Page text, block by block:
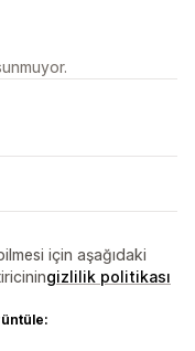
için aşağıdaki
gizlilik politikası